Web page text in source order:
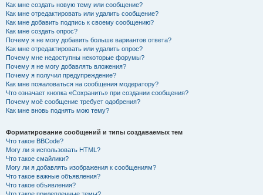
Как мне создать новую тему или сообщение?
Как мне отредактировать или удалить сообщение?
Как мне добавить подпись к своему сообщению?
Как мне создать опрос?
Почему я не могу добавить больше вариантов ответа?
Как мне отредактировать или удалить опрос?
Почему мне недоступны некоторые форумы?
Почему я не могу добавлять вложения?
Почему я получил предупреждение?
Как мне пожаловаться на сообщения модератору?
Что означает кнопка «Сохранить» при создании сообщения?
Почему моё сообщение требует одобрения?
Как мне вновь поднять мою тему?
Форматирование сообщений и типы создаваемых тем
Что такое BBCode?
Могу ли я использовать HTML?
Что такое смайлики?
Могу ли я добавлять изображения к сообщениям?
Что такое важные объявления?
Что такое объявления?